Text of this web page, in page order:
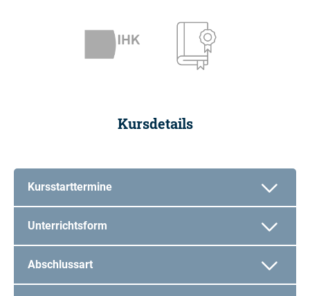
Kursdetails
Kursstarttermine
Unterrichtsform
Abschlussart